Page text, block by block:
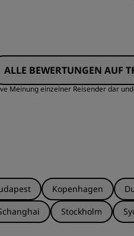
Sauberkeit
ALLE BEWERTUNGEN AUF
Meinung einzelner Reisender dar
Kopenhagen
Stockholm